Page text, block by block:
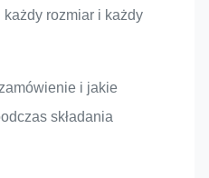
każdy rozmiar i każdy
i jakie
składania